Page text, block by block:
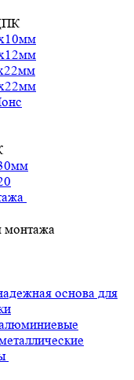
монтажа
основа для